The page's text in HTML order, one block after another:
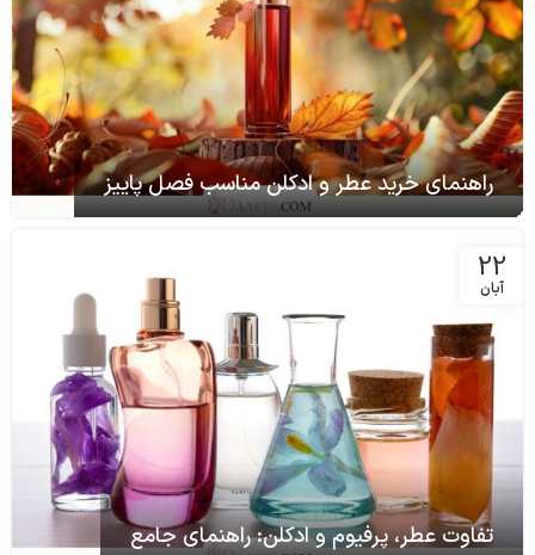
راهنمای خرید عطر و ادکلن مناسب فصل پاییز
22
آبان
تفاوت عطر، پرفیوم و ادکلن: راهنمای جامع